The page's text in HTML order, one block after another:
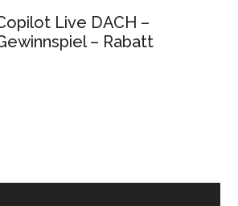
Live DACH –
– Rabatt